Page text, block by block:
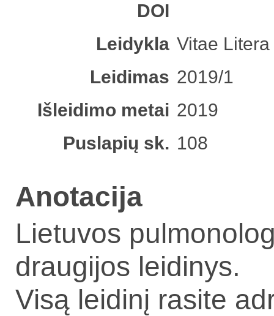
DOI
Leidykla Vitae
Leidimas 2019/1
Išleidimo metai 2019
Puslapių sk. 108
Anotacija
Lietuvos
draugijos leidinys.
Visą leidinį rasite